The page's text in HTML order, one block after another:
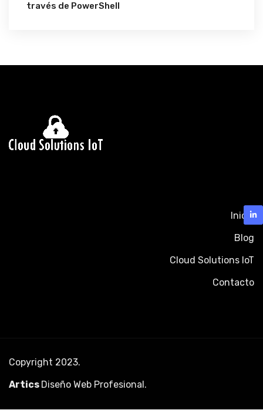
través de PowerShell
Inicio
Blog
Cloud Solutions IoT
Contacto
Copyright 2023.
Artics Diseño Web Profesional .